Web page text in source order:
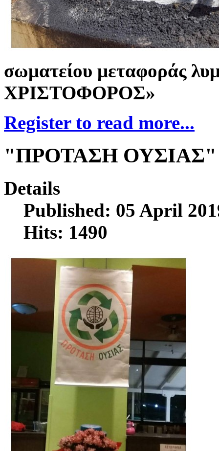
σωματείου μεταφοράς
ΧΡΙΣΤΟΦΟΡΟΣ»
Register to read more...
"ΠΡΟΤΑΣΗ ΟΥΣΙΑΣ"
Details
Published: 05 April
Hits: 1490